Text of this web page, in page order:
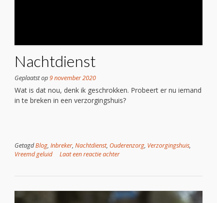
Nachtdienst
Geplaatst op9 november 2020
Wat is dat nou, denk ik geschrokken. Probeert er nu iemand
in te breken in een verzorgingshuis?
GetagdBlog, Inbreker, Nachtdienst, Ouderenzorg, Verzorgingshuis,
Vreemd geluid
Laat een reactie achter